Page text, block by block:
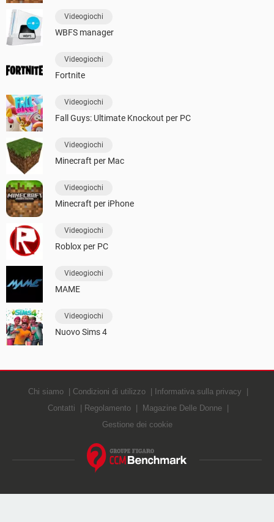
Videogiochi
WBFS manager
Videogiochi
Fortnite
Videogiochi
Fall Guys: Ultimate Knockout per PC
Videogiochi
Minecraft per Mac
Videogiochi
Minecraft per iPhone
Videogiochi
Roblox per PC
Videogiochi
MAME
Videogiochi
Nuovo Sims 4
Chi siamo Condizioni di utilizzo
Informativa sulla privacy
Contatti
Regolamento
Magazine Delle Donne
Gestione dei cookie